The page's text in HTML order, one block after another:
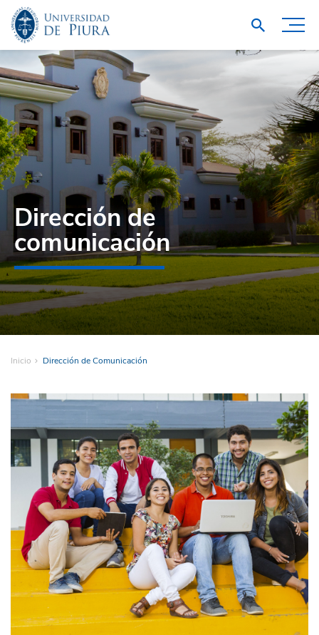
Dirección de
comunicación
Inicio Dirección de Comunicación